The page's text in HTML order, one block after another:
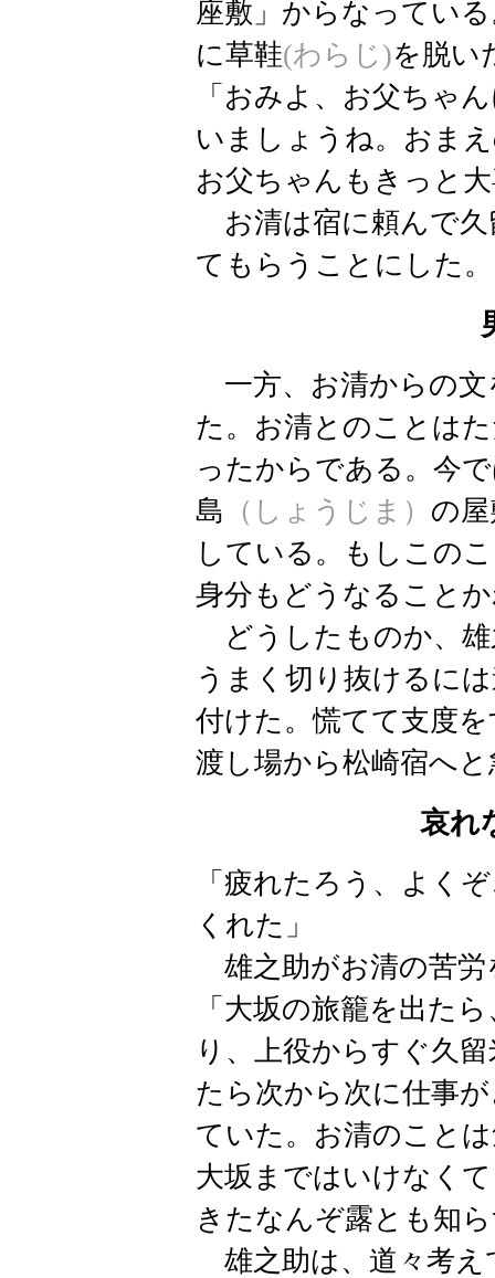
座敷」からなってい
に草鞋(わらじ)を脱い
「おみよ、お父ちゃ
いましょうね。おま
お父ちゃんもきっと
お清は宿に頼んで久
てもらうことにした。
一方、お清からの文
た。お清とのことは
ったからである。今
島 （しょうじま） の
している。もしこの
身分もどうなること
どうしたものか、雄
うまく切り抜けるに
付けた。慌てて支度
渡し場から松崎宿へ
哀れ
「疲れたろう、よく
くれた」
雄之助がお清の苦労
「大坂の旅籠を出た
り、上役からすぐ久
たら次から次に仕事
ていた。お清のこと
大坂まではいけなく
きたなんぞ露とも知
雄之助は、道々考え